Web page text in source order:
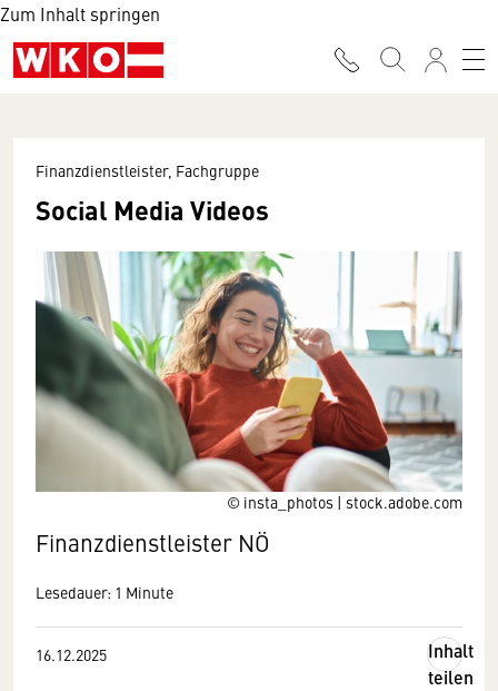
Zum Inhalt springen
© insta_photos | stock.adobe.com
Finanzdienstleister, Fachgruppe
Social Media Videos
Finanzdienstleister NÖ
Lesedauer: 1 Minute
16.12.2025
Inhalt
teilen